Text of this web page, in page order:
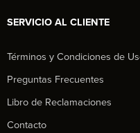
SERVICIO AL CLIENTE
Términos y Condiciones de
Preguntas Frecuentes
Libro de Reclamaciones
Contacto